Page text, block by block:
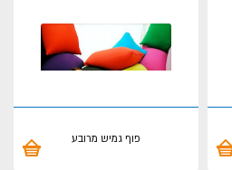
פוף גמיש מרובע